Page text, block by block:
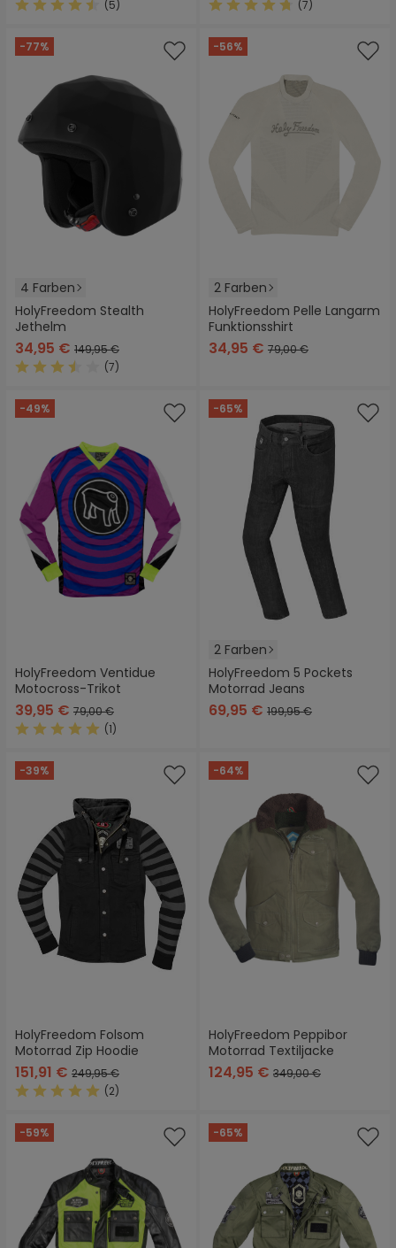
(5) (7)
-77%
4 Farben
HolyFreedom Stealth
Jethelm
34,95 € 149,95 €
(7)
-56%
2 Farben
HolyFreedom Pelle Langarm
Funktionsshirt
34,95 € 79,00 €
-49%
HolyFreedom Ventidue
Motocross-Trikot
39,95 € 79,00 €
(1)
-65%
2 Farben
HolyFreedom 5 Pockets
Motorrad Jeans
69,95 € 199,95 €
-39%
HolyFreedom Folsom
Motorrad Zip Hoodie
151,91 € 249,95 €
(2)
-64%
HolyFreedom Peppibor
Motorrad Textiljacke
124,95 € 349,00 €
-59% -65%